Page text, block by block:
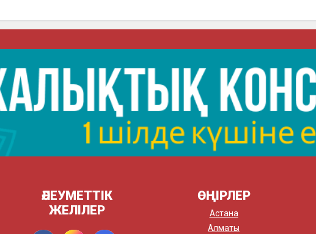
ӘЛЕУМЕТТІК
ЖЕЛІЛЕР
ӨҢІРЛЕР
Астана
Алматы